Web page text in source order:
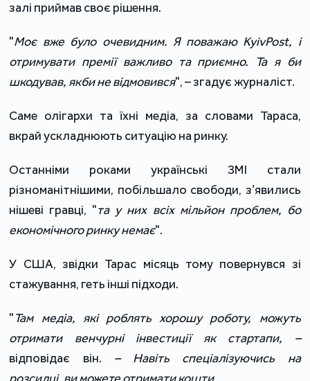
залі приймав своє рішення.
"Моє вже було очевидним. Я поважаю KyivPost, і
отримувати премії важливо та приємно. Та я би
шкодував, якби не відмовився", – згадує журналіст.
Саме олігархи та їхні медіа, за словами Тараса,
вкрай ускладнюють ситуацію на ринку.
Останніми роками українські ЗМІ стали
різноманітнішими, побільшало свободи, з’явились
нішеві гравці, "та у них всіх мільйон проблем, бо
економічного ринку немає".
У США, звідки Тарас місяць тому повернувся зі
стажування, геть інші підходи.
"Там медіа, які роблять хорошу роботу, можуть
отримати венчурні інвестиції як стартапи, –
відповідає він. – Навіть спеціалізуючись на